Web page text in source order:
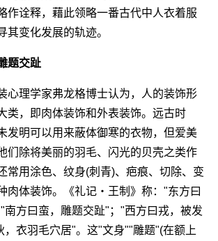
作诠释，藉此领略一番古代中人衣着服
其变化发展的轨迹。
交趾
理学家弗龙格博士认为，人的装饰形
类，即肉体装饰和外表装饰。远古时
发明可以用来蔽体御寒的衣物，但爱美
们除将美丽的羽毛、闪光的贝壳之类作
常用涂色、纹身(刺青)、疤痕、切除、变
肉体装饰。《礼记・王制》称："东方曰
南方曰蛮，雕题交趾"；"西方曰戎，被发
，衣羽毛穴居"。这"文身""雕题"(在额上